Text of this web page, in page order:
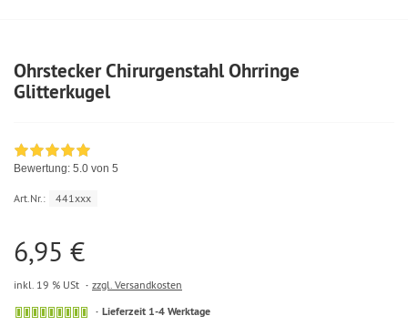
Ohrstecker Chirurgenstahl Ohrringe
Glitterkugel
Bewertung: 5.0 von 5
Art.Nr.: 441xxx
6,95 €
inkl. 19 % USt zzgl. Versandkosten
Lieferzeit 1-4 Werktage